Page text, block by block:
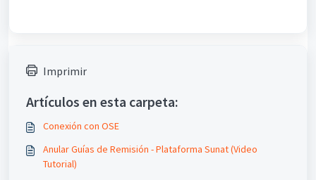
Imprimir
Artículos en esta carpeta:
Conexión con OSE
Anular Guías de Remisión - Plataforma Sunat (Video
Tutorial)